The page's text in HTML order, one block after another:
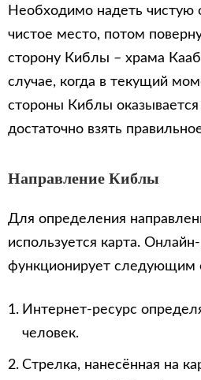
Необходимо надеть чистую
чистое место, потом
сторону Киблы – храма
случае, когда в текущий
стороны Киблы
достаточно взять
Направление Киблы
Для определения
используется карта.
функционирует следующим
Интернет-ресурс
человек.
Стрелка, нанесённая на